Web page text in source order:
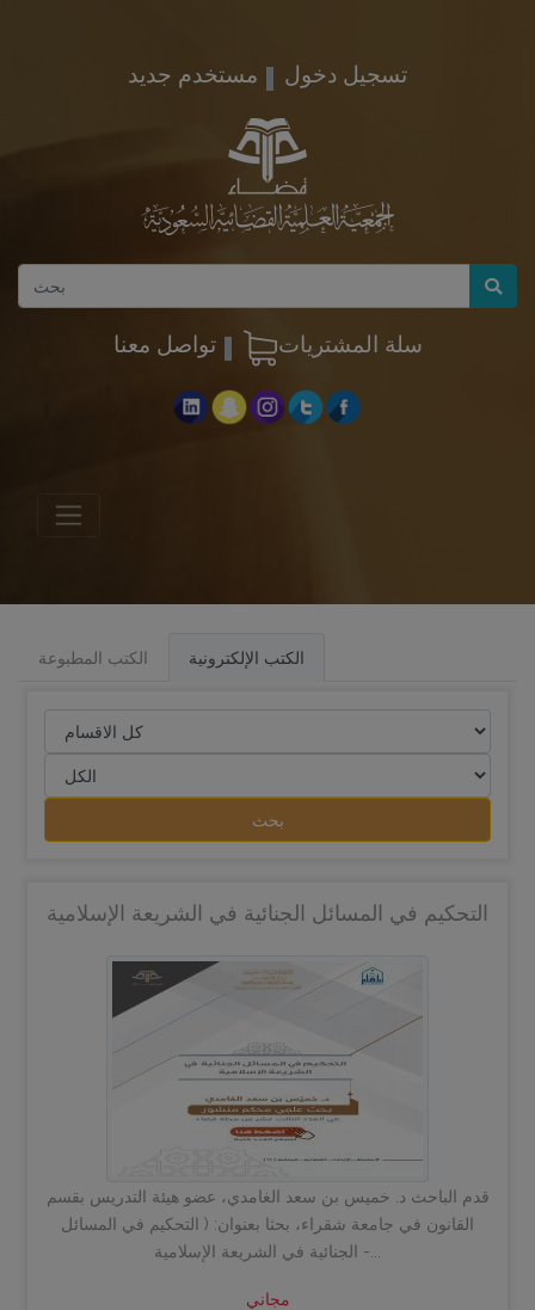
مستخدم جديد تسجيل دخول
تواصل معنا سلة المشتريات
الكتب المطبوعة الكتب الإلكترونية
بحث
التحكيم في المسائل الجنائية في الشريعة الإسلامية
قدم الباحث د. خميس بن سعد الغامدي، عضو هيئة التدريس بقسم
القانون في جامعة شقراء، بحثا بعنوان: ( التحكيم في المسائل
الجنائية في الشريعة الإسلامية -...
مجاني